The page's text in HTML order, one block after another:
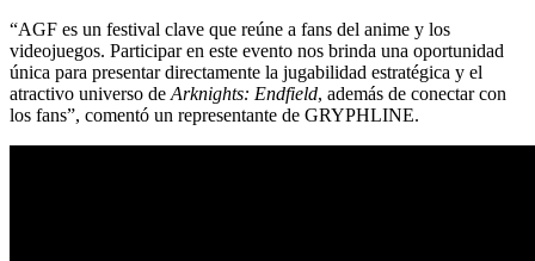
“AGF es un festival clave que reúne a fans del anime y los
videojuegos. Participar en este evento nos brinda una oportunidad
única para presentar directamente la jugabilidad estratégica y el
atractivo universo de Arknights: Endfield, además de conectar con
los fans”, comentó un representante de GRYPHLINE.